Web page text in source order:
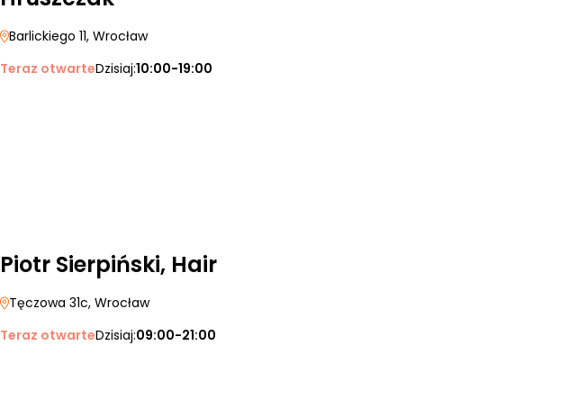
Barlickiego 11, Wrocław
Teraz otwarteDzisiaj:10:00-19:00
Piotr Sierpiński, Hair
Tęczowa 31c, Wrocław
Teraz otwarteDzisiaj:09:00-21:00